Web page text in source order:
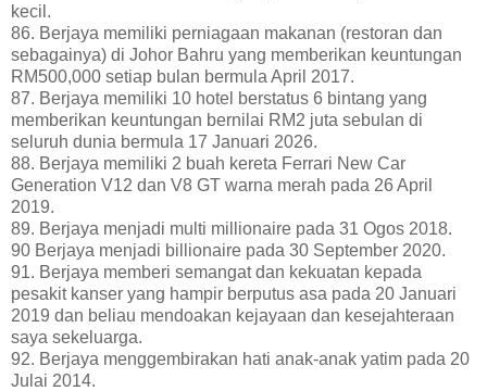
kecil.
86. Berjaya memiliki perniagaan makanan (restoran dan
sebagainya) di Johor Bahru yang memberikan keuntungan
RM500,000 setiap bulan bermula April 2017.
87. Berjaya memiliki 10 hotel berstatus 6 bintang yang
memberikan keuntungan bernilai RM2 juta sebulan di
seluruh dunia bermula 17 Januari 2026.
88. Berjaya memiliki 2 buah kereta Ferrari New Car
Generation V12 dan V8 GT warna merah pada 26 April
2019.
89. Berjaya menjadi multi millionaire pada 31 Ogos 2018.
90 Berjaya menjadi billionaire pada 30 September 2020.
91. Berjaya memberi semangat dan kekuatan kepada
pesakit kanser yang hampir berputus asa pada 20 Januari
2019 dan beliau mendoakan kejayaan dan kesejahteraan
saya sekeluarga.
92. Berjaya menggembirakan hati anak-anak yatim pada 20
Julai 2014.